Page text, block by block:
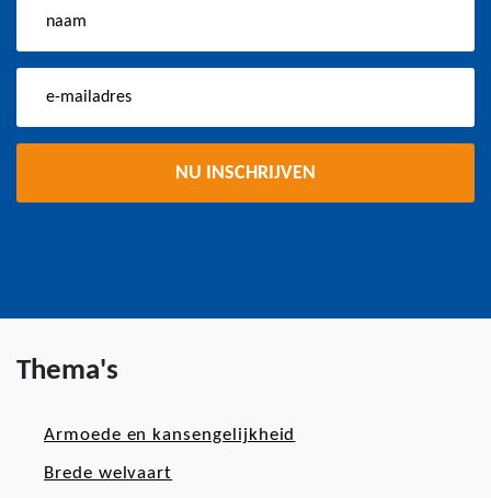
Thema's
Armoede en kansengelijkheid
Brede welvaart